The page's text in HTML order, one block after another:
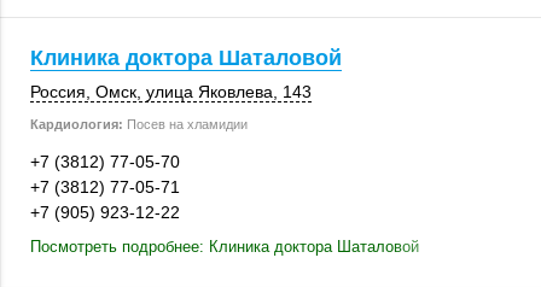
Клиника доктора Шаталовой
Россия Омск улица Яковлева 143
Кардиология: Посев на хламидии
+7 (3812) 77-05-70
+7 (3812) 77-05-71
+7 (905) 923-12-22
Посмотреть подробнее: Клиника доктора Шаталовой